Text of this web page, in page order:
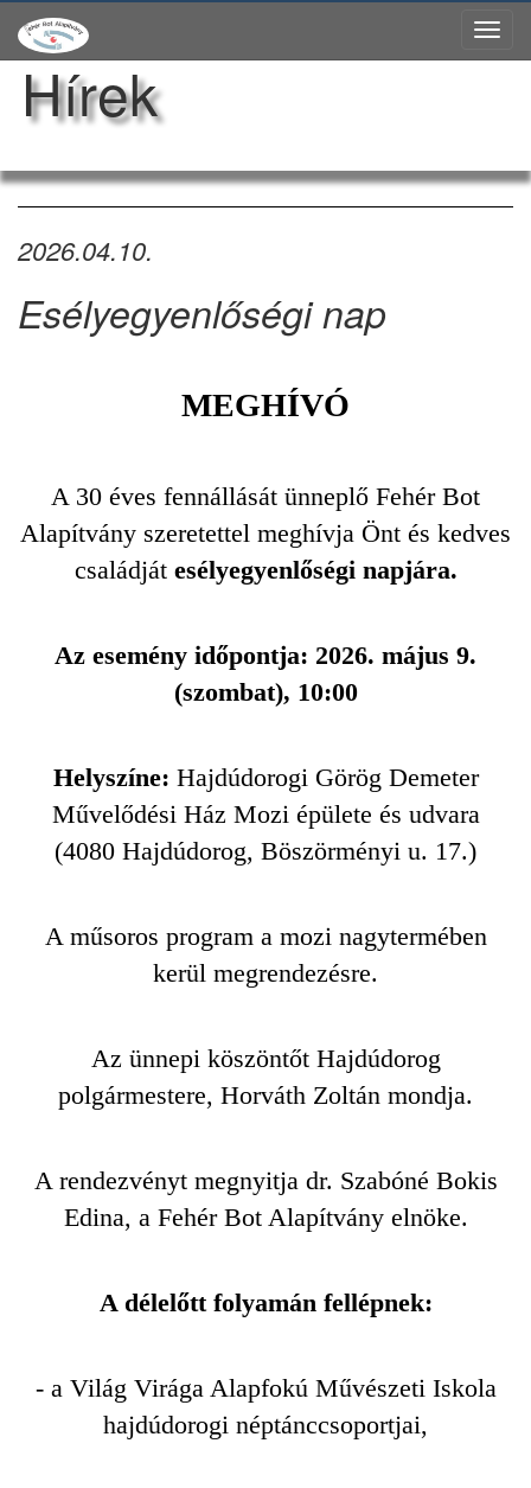
Hírek
2026.04.10.
Esélyegyenlőségi nap
MEGHÍVÓ
A 30 éves fennállását ünneplő Fehér Bot
Alapítvány szeretettel meghívja Önt és kedves
családját esélyegyenlőségi napjára.
Az esemény időpontja: 2026. május 9.
(szombat), 10:00
Helyszíne: Hajdúdorogi Görög Demeter
Művelődési Ház Mozi épülete és udvara
(4080 Hajdúdorog, Böszörményi u. 17.)
A műsoros program a mozi nagytermében
kerül megrendezésre.
Az ünnepi köszöntőt Hajdúdorog
polgármestere, Horváth Zoltán mondja.
A rendezvényt megnyitja dr. Szabóné Bokis
Edina, a Fehér Bot Alapítvány elnöke.
A délelőtt folyamán fellépnek:
- a Világ Virága Alapfokú Művészeti Iskola
hajdúdorogi néptánccsoportjai,